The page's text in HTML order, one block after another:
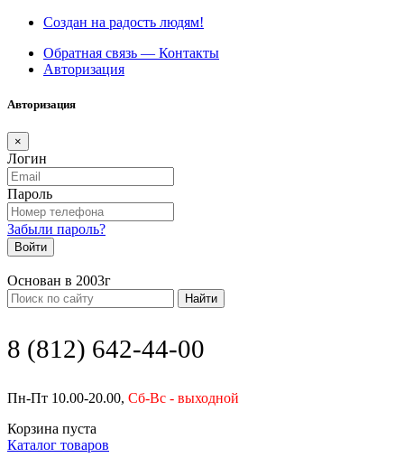
Создан на радость людям!
Обратная связь — Контакты
Авторизация
Авторизация
×
Логин
Пароль
Забыли пароль?
Войти
Основан в 2003г
Найти
8 (812) 642-44-00
Пн-Пт 10.00-20.00, Сб-Вс - выходной
Корзина пуста
Каталог товаров